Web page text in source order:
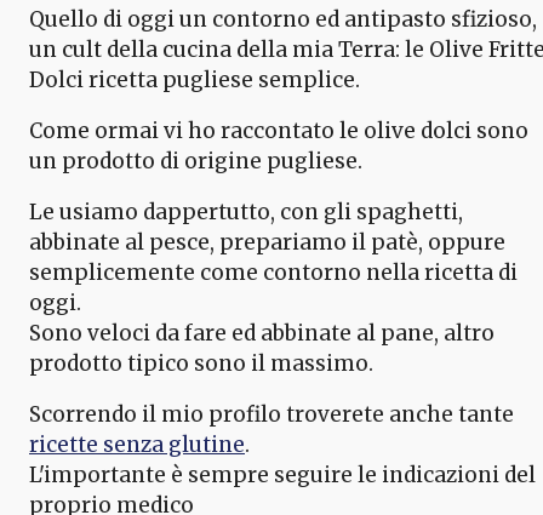
Quello di oggi un contorno ed antipasto sfizioso,
un cult della cucina della mia Terra: le Olive
Dolci ricetta pugliese semplice.
Come ormai vi ho raccontato le olive dolci sono
un prodotto di origine pugliese.
Le usiamo dappertutto, con gli spaghetti,
abbinate al pesce, prepariamo il patè, oppure
semplicemente come contorno nella ricetta di
oggi.
Sono veloci da fare ed abbinate al pane, altro
prodotto tipico sono il massimo.
Scorrendo il mio profilo troverete anche tante
ricette senza glutine.
L'importante è sempre seguire le indicazioni del
proprio medico